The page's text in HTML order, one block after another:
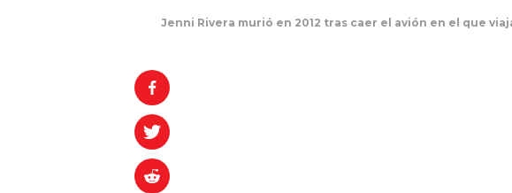
Jenni Rivera murió en 2012 tras caer el avión en el que